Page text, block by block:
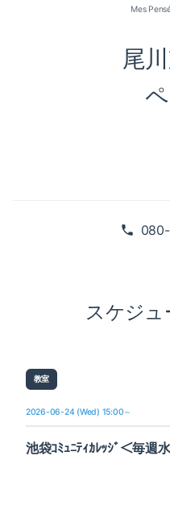
尾
Mes
スケジュ
教室
2026-06-24 (Wed) 15:00～
池袋ｺﾐｭﾆﾃｨｶﾚｯｼﾞ＜毎週